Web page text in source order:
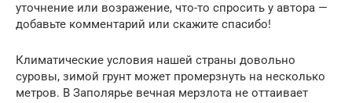
уточнение или возражение, что-то спросить у автора —
добавьте комментарий или скажите спасибо!
Климатические условия нашей страны довольно
суровы, зимой грунт может промерзнуть на несколько
метров. В Заполярье вечная мерзлота не оттаивает